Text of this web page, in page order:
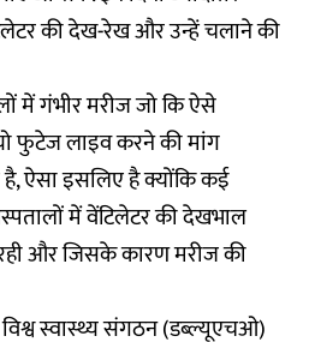
की देख-रेख और उन्हें चलाने की
में गंभीर मरीज जो कि ऐसे
फुटेज लाइव करने की मांग
है, ऐसा इसलिए है क्योंकि कई
में वेंटिलेटर की देखभाल
और जिसके कारण मरीज की
स्वास्थ्य संगठन (डब्ल्यूएचओ)